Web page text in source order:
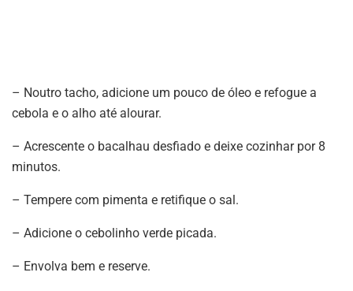
– Noutro tacho, adicione um pouco de óleo e refogue a
cebola e o alho até alourar.
– Acrescente o bacalhau desfiado e deixe cozinhar por 8
minutos.
– Tempere com pimenta e retifique o sal.
– Adicione o cebolinho verde picada.
– Envolva bem e reserve.